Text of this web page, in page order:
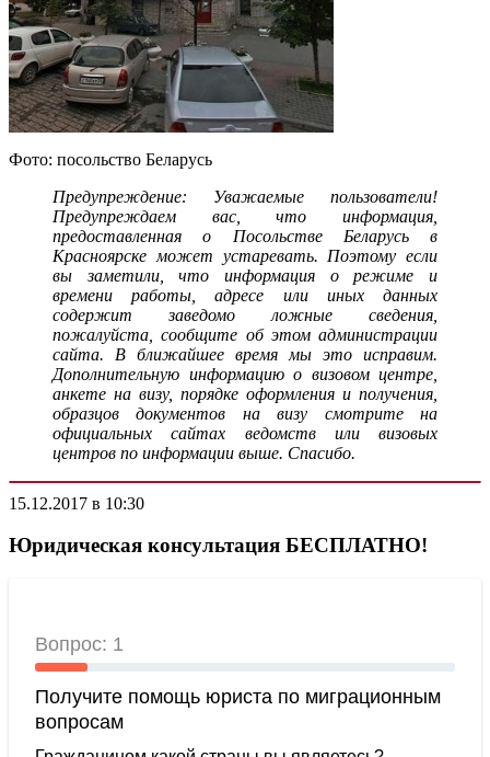
Фото: посольство Беларусь
Предупреждение: Уважаемые пользователи!
Предупреждаем вас, что информация,
предоставленная о Посольстве Беларусь в
Красноярске может устаревать. Поэтому если
вы заметили, что информация о режиме и
времени работы, адресе или иных данных
содержит заведомо ложные сведения,
пожалуйста, сообщите об этом администрации
сайта. В ближайшее время мы это исправим.
Дополнительную информацию о визовом центре,
анкете на визу, порядке оформления и получения,
образцов документов на визу смотрите на
официальных сайтах ведомств или визовых
центров по информации выше. Спасибо.
15.12.2017 в 10:30
Юридическая консультация БЕСПЛАТНО!